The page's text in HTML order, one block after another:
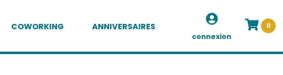
COWORKING ANNIVERSAIRES
connexion
0